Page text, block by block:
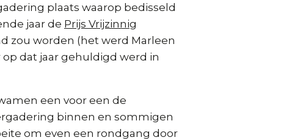
plaats waarop bedisseld
jaar de Prijs Vrijzinnig
zou worden (het werd Marleen
dat jaar gehuldigd werd in
een voor een de
binnen en sommigen
om even een rondgang door